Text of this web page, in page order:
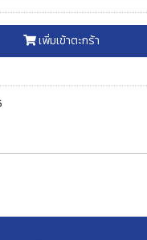
เพิ่มเข้าตะกร้า